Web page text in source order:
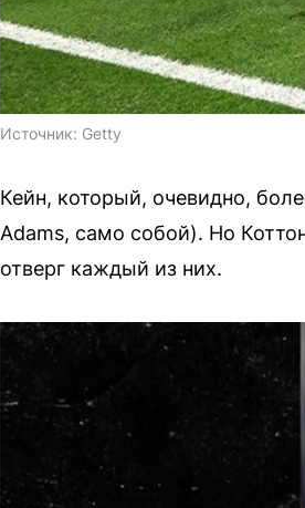
Источник: Getty
Кейн, который, очевидно,
Adams, само собой). Но
отверг каждый из них.